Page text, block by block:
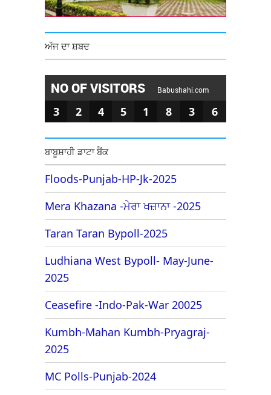
ਅੱਜ ਦਾ ਸ਼ਬਦ
NO OF VISITORS Babushahi.com
3 2 4 5 1 8 3 6
ਬਾਬੂਸ਼ਾਹੀ ਡਾਟਾ ਬੈਂਕ
Floods-Punjab-HP-Jk-2025
Mera Khazana -ਮੇਰਾ ਖਜ਼ਾਨਾ -2025
Taran Taran Bypoll-2025
Ludhiana West Bypoll- May-June-
2025
Ceasefire -Indo-Pak-War 20025
Kumbh-Mahan Kumbh-Pryagraj-
2025
MC Polls-Punjab-2024